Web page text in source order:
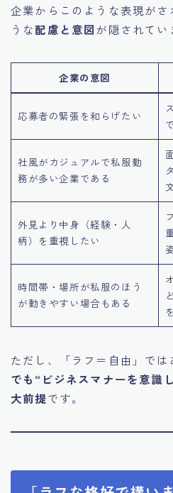
企業からこのような表現が
うな配慮と意図が隠されてい
企業の意図
応募者の緊張を和らげたい
社風がカジュアルで私服勤
務が多い企業である
外見より中身（経験・人
柄）を重視したい
時間帯・場所が私服のほう
が動きやすい場合もある
ただし、「ラフ＝自由」では
でも“ビジネスマナーを意識
大前提です。